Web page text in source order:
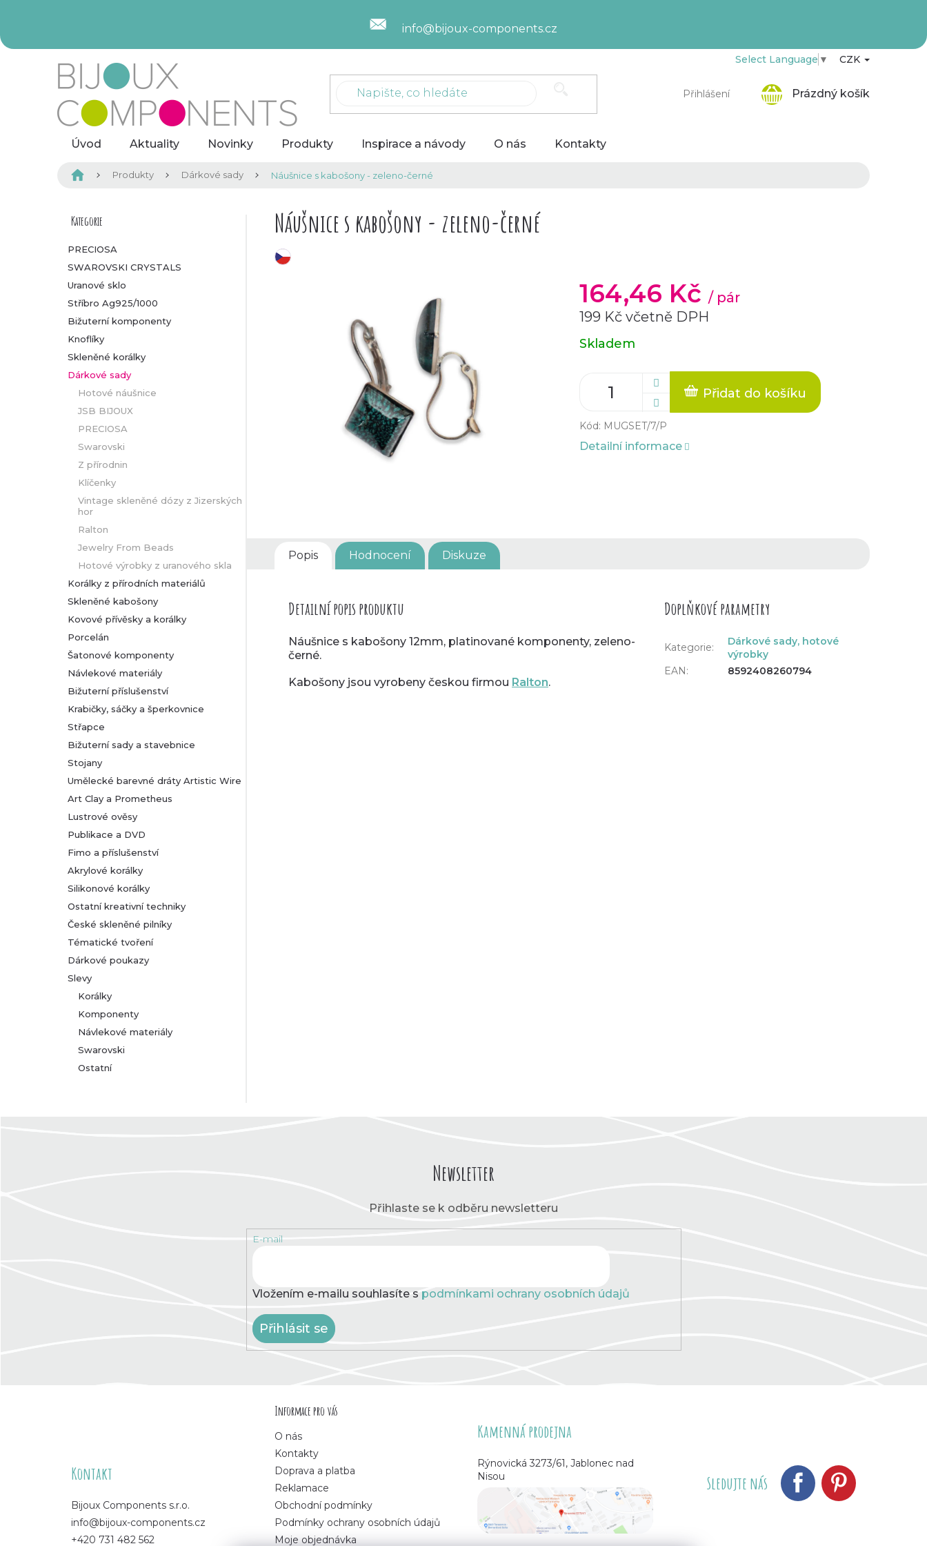
info@bijoux-components.cz
Přihlášení
Select Language ▼ CZK
Prázdný košík
Úvod Aktuality Novinky Produkty Inspirace a návody O nás Kontakty
Domů Produkty Dárkové sady Náušnice s kabošony - zeleno-černé
P
o
s
t
r
a
n
n
n
e
l
Přeskočit
Kategorie
PRECIOSA
SWAROVSKI CRYSTALS
Uranové sklo
Stříbro Ag925/1000
Bižuterní komponenty
Knoflíky
Skleněné korálky
Dárkové sady
Hotové náušnice
JSB BIJOUX
PRECIOSA
Swarovski
Z přírodnin
Klíčenky
Vintage skleněné dózy z Jizerských
hor
Ralton
Jewelry From Beads
Hotové výrobky z uranového skla
Korálky z přírodních materiálů
Skleněné kabošony
Kovové přívěsky a korálky
Porcelán
Šatonové komponenty
Návlekové materiály
Bižuterní příslušenství
Krabičky, sáčky a šperkovnice
Střapce
Bižuterní sady a stavebnice
Stojany
Umělecké barevné dráty Artistic Wire
Art Clay a Prometheus
Lustrové ověsy
Publikace a DVD
Fimo a příslušenství
Akrylové korálky
Silikonové korálky
Ostatní kreativní techniky
České skleněné pilníky
Tématické tvoření
Dárkové poukazy
Slevy
Korálky
Komponenty
Návlekové materiály
Swarovski
Ostatní
Náušnice s kabošony - zeleno-černé
164,46 Kč / pár
199 Kč včetně DPH
Měrná
cena:
Skladem
Přidat do košíku
Kód: MUGSET/7/P
Detailní informace
Popis Hodnocení Diskuze
Detailní popis produktu
Náušnice s kabošony 12mm, platinované komponenty, zeleno-
černé.
Kabošony jsou vyrobeny českou firmou Ralton.
Doplňkové parametry
Kategorie:
Dárkové sady, hotové
výrobky
EAN: 8592408260794
Newsletter
Přihlaste se k odběru newsletteru
E-mail
Vložením e-mailu souhlasíte s podmínkami ochrany osobních údajů
Přihlásit se
Kontakt
Bijoux Components s.r.o.
info@bijoux-components.cz
+420 731 482 562
Informace pro vás
O nás
Kontakty
Doprava a platba
Reklamace
Obchodní podmínky
Podmínky ochrany osobních údajů
Moje objednávka
Kamenná prodejna
Rýnovická 3273/61, Jablonec nad
Nisou
Sledujte nás